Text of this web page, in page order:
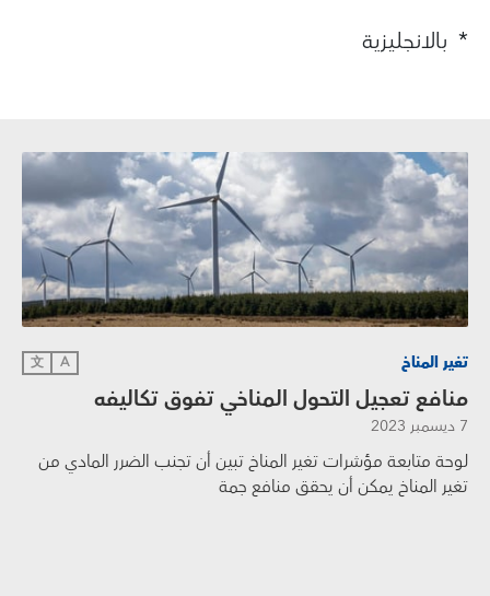
* بالانجليزية
تغير المناخ A
文
منافع تعجيل التحول المناخي تفوق تكاليفه
7 ديسمبر 2023
لوحة متابعة مؤشرات تغير المناخ تبين أن تجنب الضرر المادي من
تغير المناخ يمكن أن يحقق منافع جمة